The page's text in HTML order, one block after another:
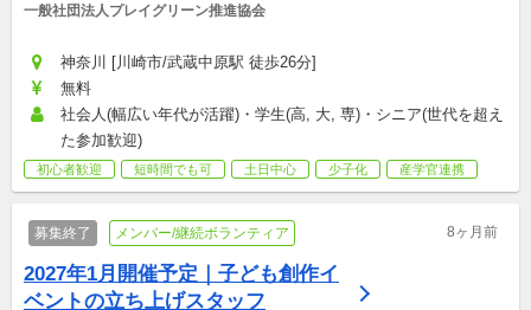
一般社団法人プレイグリーン推進協会
神奈川 [川崎市/武蔵中原駅 徒歩26分]
無料
社会人(幅広い年代が活躍)・学生(高, 大, 専)・シニア(世代を超え
た参加歓迎)
初心者歓迎 短時間でも可 土日中心 少子化 産学官連携
募集終了 メンバー/継続ボランティア 8ヶ月前
2027年1月開催予定｜子ども創作イ
ベントの立ち上げスタッフ